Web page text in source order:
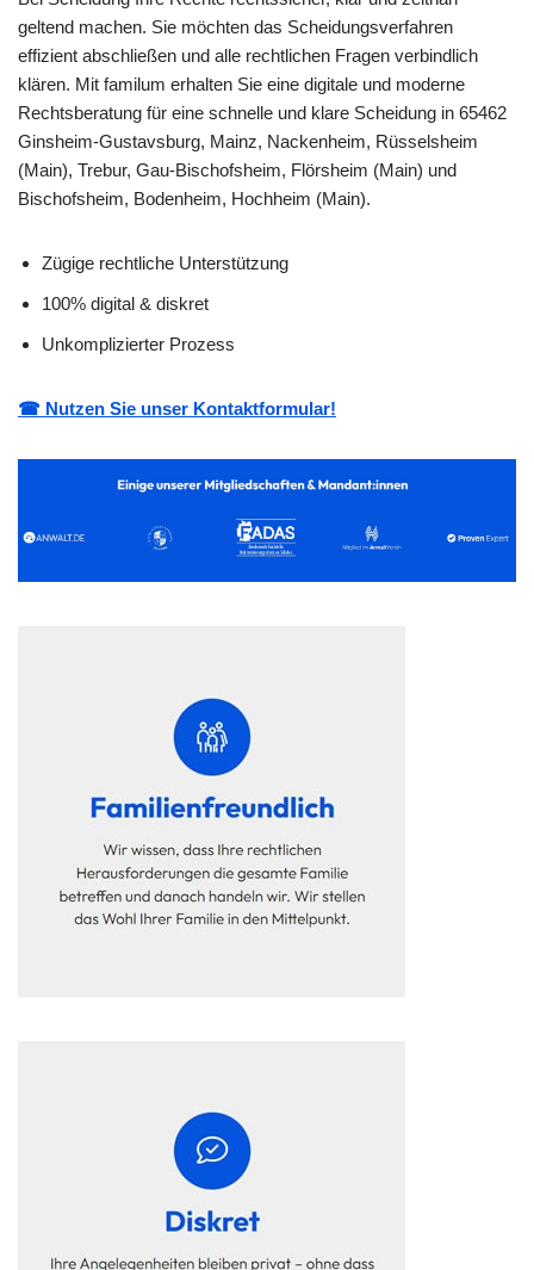
geltend machen. Sie möchten das Scheidungsverfahren
effizient abschließen und alle rechtlichen Fragen verbindlich
klären. Mit familum erhalten Sie eine digitale und moderne
Rechtsberatung für eine schnelle und klare Scheidung in 65462
Ginsheim-Gustavsburg, Mainz, Nackenheim, Rüsselsheim
(Main), Trebur, Gau-Bischofsheim, Flörsheim (Main) und
Bischofsheim, Bodenheim, Hochheim (Main).
Zügige rechtliche Unterstützung
100% digital & diskret
Unkomplizierter Prozess
☎ Nutzen Sie unser Kontaktformular!